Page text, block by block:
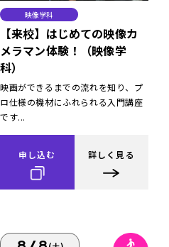
映像学科
【来校】はじめての映像カ
メラマン体験！（映像学
科）
映画ができるまでの流れを知り、プ
ロ仕様の機材にふれられる入門講座
です...
申し込む 詳しく見る